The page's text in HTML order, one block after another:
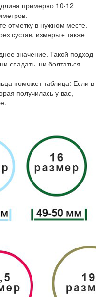
примерно 10-12
отметку в нужном месте.
сустав, измерьте также
значение. Такой подход
спадать, ни болтаться.
поможет таблица: Если в
получилась у вас,